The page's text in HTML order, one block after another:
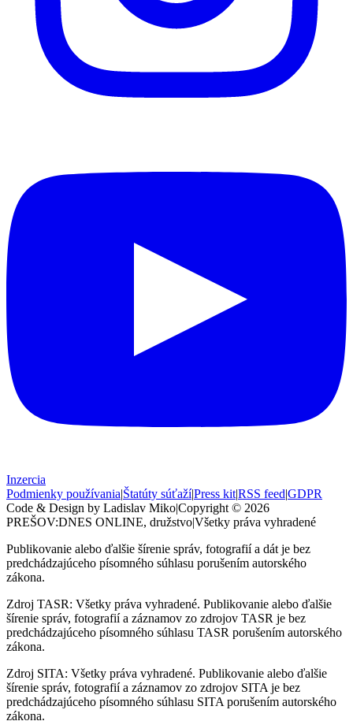
Inzercia
Podmienky používania|Štatúty súťaží|Press kit|RSS feed|GDPR
Code & Design by Ladislav Miko|Copyright © 2026
PREŠOV:DNES ONLINE, družstvo|Všetky práva vyhradené
Publikovanie alebo ďalšie šírenie správ, fotografií a dát je bez
predchádzajúceho písomného súhlasu porušením autorského
zákona.
Zdroj TASR: Všetky práva vyhradené. Publikovanie alebo ďalšie
šírenie správ, fotografií a záznamov zo zdrojov TASR je bez
predchádzajúceho písomného súhlasu TASR porušením autorského
zákona.
Zdroj SITA: Všetky práva vyhradené. Publikovanie alebo ďalšie
šírenie správ, fotografií a záznamov zo zdrojov SITA je bez
predchádzajúceho písomného súhlasu SITA porušením autorského
zákona.